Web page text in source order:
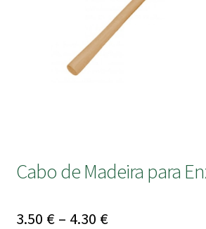
Cabo de Madeira para
3.50 € – 4.30 €Price